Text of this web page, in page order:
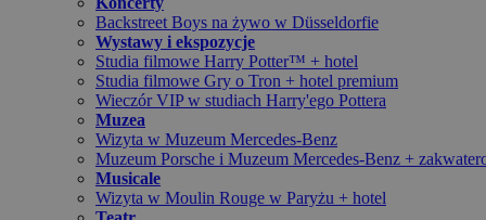
Backstreet Boys na żywo w Düsseldorfie
Wystawy i ekspozycje
Studia filmowe Harry Potter™ + hotel
Studia filmowe Gry o Tron + hotel premium
Wieczór VIP w studiach Harry'ego Pottera
Muzea
Wizyta w Muzeum Mercedes-Benz
Muzeum Porsche i Muzeum Mercedes-Benz +
Musicale
Wizyta w Moulin Rouge w Paryżu + hotel